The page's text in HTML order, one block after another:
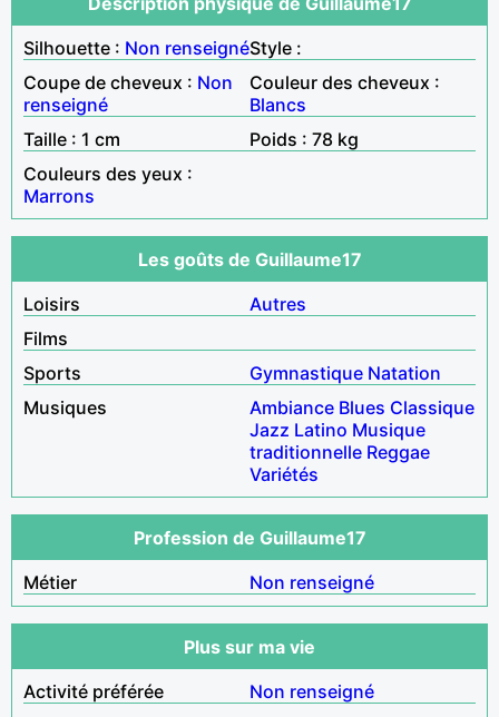
Silhouette : Non renseignéStyle :
Coupe de cheveux : Non
renseigné
Couleur des cheveux :
Blancs
Taille : 1 cm
Poids : 78 kg
Couleurs des yeux :
Marrons
Les goûts de Guillaume17
Loisirs
Autres
Films
Sports
Gymnastique Natation
Musiques
Ambiance Blues Classique
Jazz Latino Musique
traditionnelle Reggae
Variétés
Profession de Guillaume17
Métier
Non renseigné
Plus sur ma vie
Activité préférée
Non renseigné